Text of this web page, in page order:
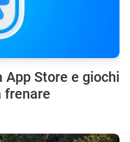
App Store e giochi
frenare